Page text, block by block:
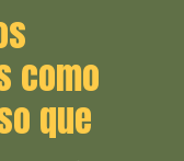
como
que